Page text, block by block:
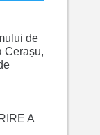
de
Cerașu,
A